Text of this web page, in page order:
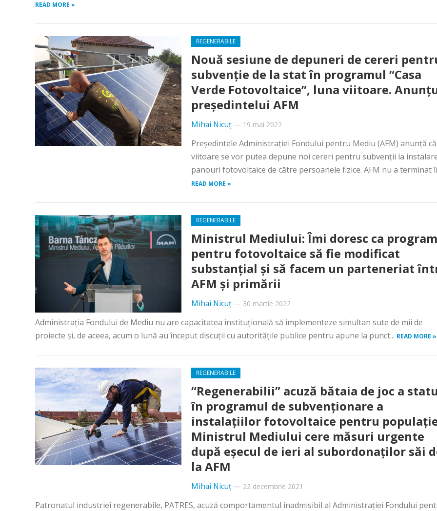
READ MORE »
REGENERABILE
Nouă sesiune de depuneri de cereri
subvenție de la stat în programul “Casa
Verde Fotovoltaice”, luna viitoare.
președintelui AFM
Mihai Nicuț— 19 mai 2022
Președintele Administrației Fondului pentru Mediu (AFM) anunță
viitoare se vor putea depune noi cereri pentru subvenții la
panouri fotovoltaice de către persoanele fizice. AFM nu a terminat
READ MORE »
REGENERABILE
Ministrul Mediului: Îmi doresc ca
pentru fotovoltaice să fie modificat
substanțial și să facem un parteneriat
AFM și primării
Mihai Nicuț— 30 martie 2022
Administraţia Fondului de Mediu nu are capacitatea instituţională să implementeze simultan sute de mii de
proiecte şi, de aceea, acum o lună au început discuţii cu autorităţile publice pentru apune la punct... READ MORE »
REGENERABILE
“Regenerabilii” acuză bătaia de joc a
în programul de subvenționare a
instalațiilor fotovoltaice pentru
Ministrul Mediului cere măsuri urgente
după eșecul de ieri al subordonaților săi
la AFM
Mihai Nicuț— 22 decembrie 2021
Patronatul industriei regenerabile, PATRES, acuză comportamentul inadmisibil al Administrației Fondului